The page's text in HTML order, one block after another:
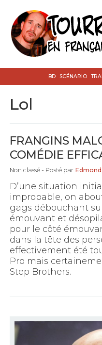
BD SCÉNARIO
lol
FRANGINS
COMÉDIE
Non classé - Posté par
D’une situation
improbable, on
gags débouchant
émouvant et
pour le côté
dans la tête des
effectivement été
Pro mais
Step Brothers.